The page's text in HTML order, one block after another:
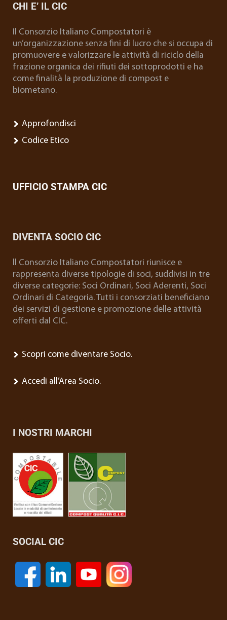
CHI E’ IL CIC
Il Consorzio Italiano Compostatori è
un’organizzazione senza fini di lucro che si occupa di
promuovere e valorizzare le attività di riciclo della
frazione organica dei rifiuti dei sottoprodotti e ha
come finalità la produzione di compost e
biometano.
Approfondisci
Codice Etico
UFFICIO STAMPA CIC
DIVENTA SOCIO CIC
ll Consorzio Italiano Compostatori riunisce e
rappresenta diverse tipologie di soci, suddivisi in tre
diverse categorie: Soci Ordinari, Soci Aderenti, Soci
Ordinari di Categoria. Tutti i consorziati beneficiano
dei servizi di gestione e promozione delle attività
offerti dal CIC.
Scopri come diventare Socio.
Accedi all’Area Socio.
I NOSTRI MARCHI
SOCIAL CIC